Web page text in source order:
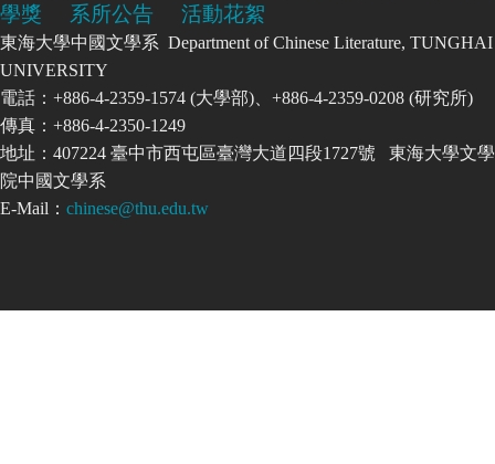
學獎
系所公告 活動花絮
東海大學中國文學系 Department of Chinese Literature, TUNGHAI
UNIVERSITY
電話：+886-4-2359-1574 (大學部)、+886-4-2359-0208 (研究所)
傳真：+886-4-2350-1249
地址：407224 臺中市西屯區臺灣大道四段1727號 東海大學文學
院中國文學系
E-Mail： chinese@thu.edu.tw